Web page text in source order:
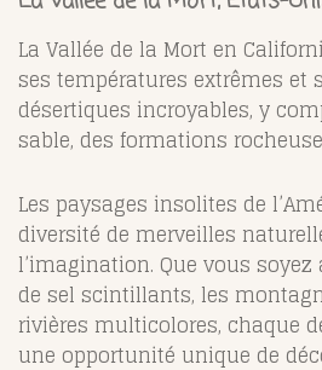
La Vallée de la Mort en
ses températures extrêmes et
désertiques incroyables, y
sable, des formations
Les paysages insolites de
diversité de merveilles
l’imagination. Que vous
de sel scintillants, les
rivières multicolores, chaque
une opportunité unique de